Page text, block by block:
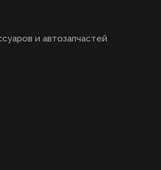
и автозапчастей